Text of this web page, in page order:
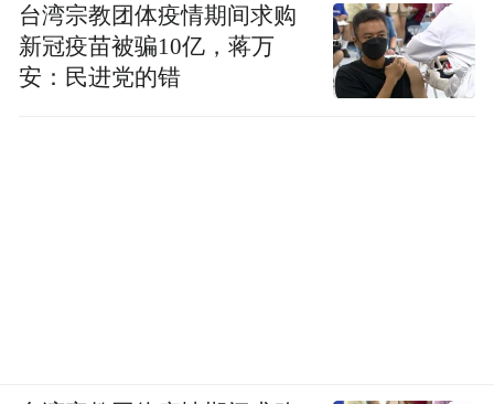
台湾宗教团体疫情期间求购
新冠疫苗被骗10亿，蒋万
安：民进党的错